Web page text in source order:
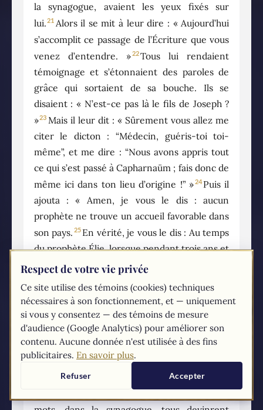
la synagogue, avaient les yeux fixés sur
lui.21 Alors il se mit à leur dire : « Aujourd’hui
s’accomplit ce passage de l’Écriture que vous
venez d’entendre. »22Tous lui rendaient
témoignage et s’étonnaient des paroles de
grâce qui sortaient de sa bouche. Ils se
disaient : « N’est-ce pas là le fils de Joseph ?
»23 Mais il leur dit : « Sûrement vous allez me
citer le dicton : “Médecin, guéris-toi toi-
même”, et me dire : “Nous avons appris tout
ce qui s’est passé à Capharnaüm ; fais donc de
même ici dans ton lieu d’origine !” »24 Puis il
ajouta : « Amen, je vous le dis : aucun
prophète ne trouve un accueil favorable dans
son pays. 25 En vérité, je vous le dis : Au temps
du prophète Élie, lorsque pendant trois ans et
demi le ciel retint la pluie, et qu’une grande
beaucoup de veuves en Israël ;26
pourtant Élie
ne fut envoyé vers aucune d’entre elles, mais
bien dans la ville de Sarepta, au pays de
Sidon, chez une veuve étrangère.27Au temps
du prophète Élisée, il y avait beaucoup de
lépreux en Israël ; et aucun d’eux n’a été
28
Respect de votre vie privée
Ce site utilise des témoins (cookies) techniques
nécessaires à son fonctionnement, et — uniquement
si vous y consentez — des témoins de mesure
d'audience (Google Analytics) pour améliorer son
contenu. Aucune donnée n'est utilisée à des fins
publicitaires. En savoir plus.
Refuser Accepter